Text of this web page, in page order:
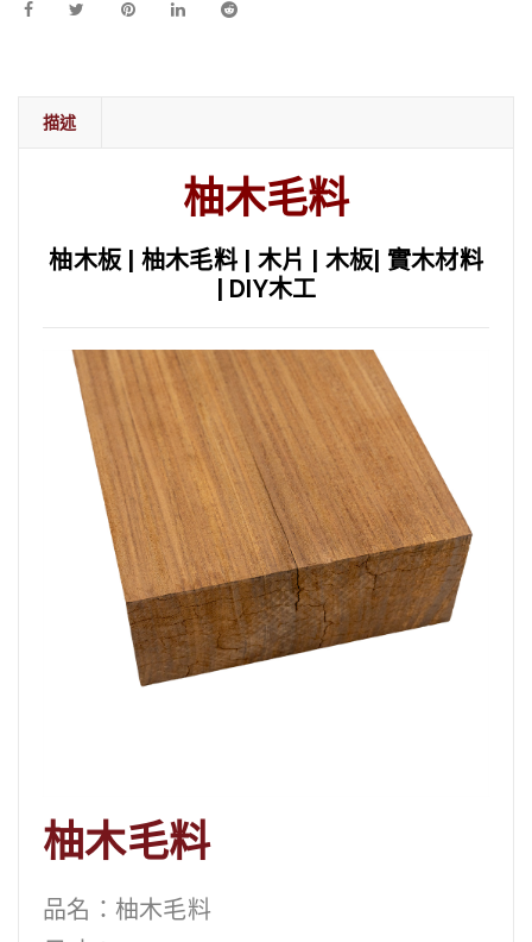
描述
柚木毛料
柚木板 | 柚木毛料 | 木片 | 木板| 實木材料
| DIY木工
柚木毛料
品名：柚木毛料